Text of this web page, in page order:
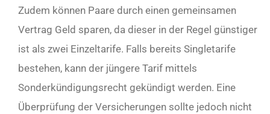
Zudem können Paare durch einen gemeinsamen
Vertrag Geld sparen, da dieser in der Regel günstiger
ist als zwei Einzeltarife. Falls bereits Singletarife
bestehen, kann der jüngere Tarif mittels
Sonderkündigungsrecht gekündigt werden. Eine
Überprüfung der Versicherungen sollte jedoch nicht